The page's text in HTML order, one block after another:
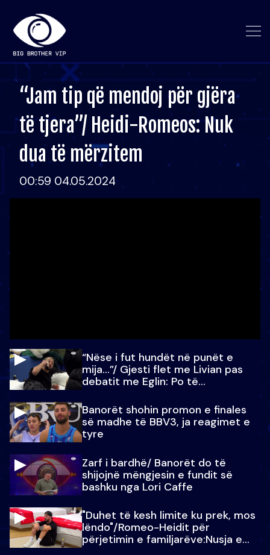
“Jam tip që mendoj për gjëra
të tjera”/ Heidi-Romeos: Nuk
dua të mërzitem
00:59 04.05.2024
“Nëse i fut hundët në punët e
mija…”/ Gjesti flet me Livian pas
debatit me Eglin: Po të
Banorët shohin promon e finales
së madhe të BBV3, ja reagimet e
tyre
Zarf i bardhë/ Banorët do të
shijojnë mëngjesin e fundit së
bashku nga Lori Caffe
"Duhet të kesh limite ku prek, mos
lëndo"/Romeo-Heidit për
përjetimin e familjarëve:Nusja e